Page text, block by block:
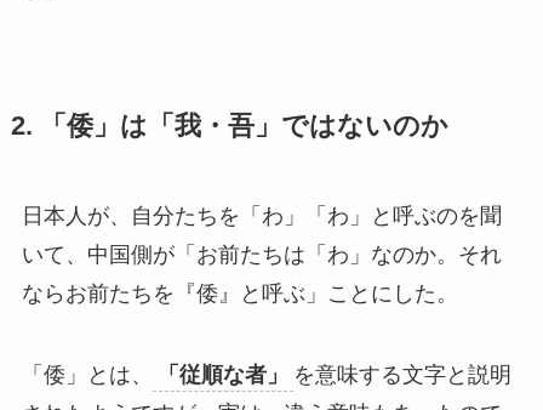
2. 「倭」は「我・吾」ではないのか
日本人が、自分たちを「わ」「わ」と呼ぶのを聞
いて、中国側が「お前たちは「わ」なのか。それ
ならお前たちを『倭』と呼ぶ」ことにした。
「倭」とは、 「従順な者」
を意味する文字と説明